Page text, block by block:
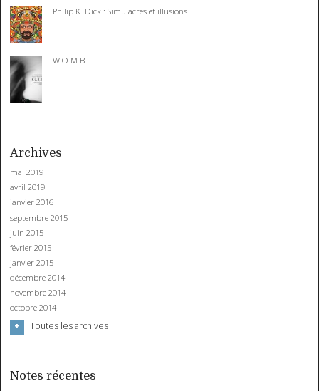
Philip K. Dick : Simulacres et illusions
W.O.M.B
Archives
mai 2019
avril 2019
janvier 2016
septembre 2015
juin 2015
février 2015
janvier 2015
décembre 2014
novembre 2014
octobre 2014
Toutes les archives
Notes récentes